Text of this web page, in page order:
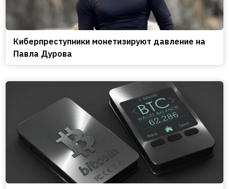
Киберпреступники монетизируют давление на
Павла Дурова